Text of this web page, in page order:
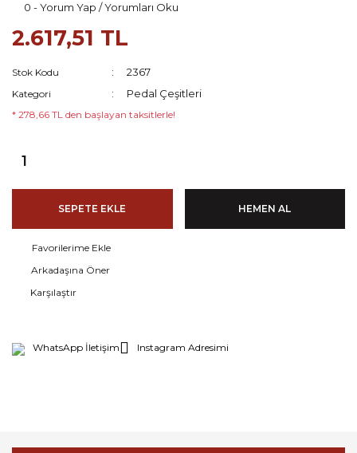
0 - Yorum Yap / Yorumları Oku
2.617,51 TL
Stok Kodu 2367
Kategori Pedal Çeşitleri
* 278,66 TL den başlayan taksitlerle!
SEPETE EKLE HEMEN AL
Arkadaşına Öner
Karşılaştır
WhatsApp İletişim Instagram Adresimi